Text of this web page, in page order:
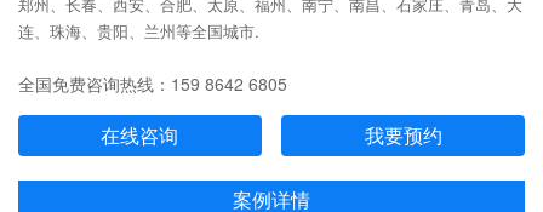
连、珠海、贵阳、兰州等全国城市.
全国免费咨询热线：159 8642 6805
在线咨询 我要预约
案例详情